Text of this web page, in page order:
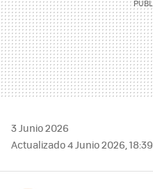
3 Junio 2026
Actualizado 4 Junio 2026, 18:39